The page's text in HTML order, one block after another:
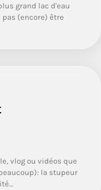
grand lac d'eau
(encore) être
vlog ou vidéos que
la stupeur